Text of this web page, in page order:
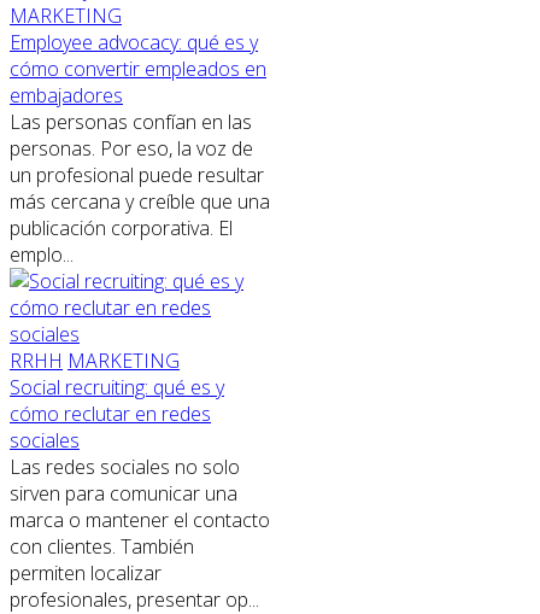
MARKETING
Employee advocacy: qué es y
cómo convertir empleados en
embajadores
Las personas confían en las
personas. Por eso, la voz de
un profesional puede resultar
más cercana y creíble que una
publicación corporativa. El
emplo...
RRHH MARKETING
Social recruiting: qué es y
cómo reclutar en redes
sociales
Las redes sociales no solo
sirven para comunicar una
marca o mantener el contacto
con clientes. También
permiten localizar
profesionales, presentar op...